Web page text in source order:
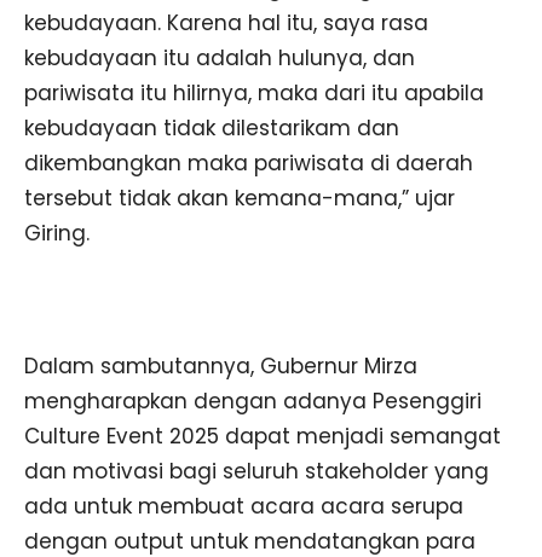
kebudayaan. Karena hal itu, saya rasa
kebudayaan itu adalah hulunya, dan
pariwisata itu hilirnya, maka dari itu apabila
kebudayaan tidak dilestarikam dan
dikembangkan maka pariwisata di daerah
tersebut tidak akan kemana-mana,” ujar
Giring.
Dalam sambutannya, Gubernur Mirza
mengharapkan dengan adanya Pesenggiri
Culture Event 2025 dapat menjadi semangat
dan motivasi bagi seluruh stakeholder yang
ada untuk membuat acara acara serupa
dengan output untuk mendatangkan para